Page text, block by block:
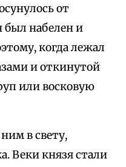
от
был набелен и
когда лежал
и откинутой
или восковую
в свету,
Веки князя стали